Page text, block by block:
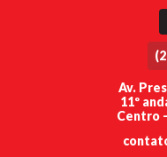
Av.
11º
Centro